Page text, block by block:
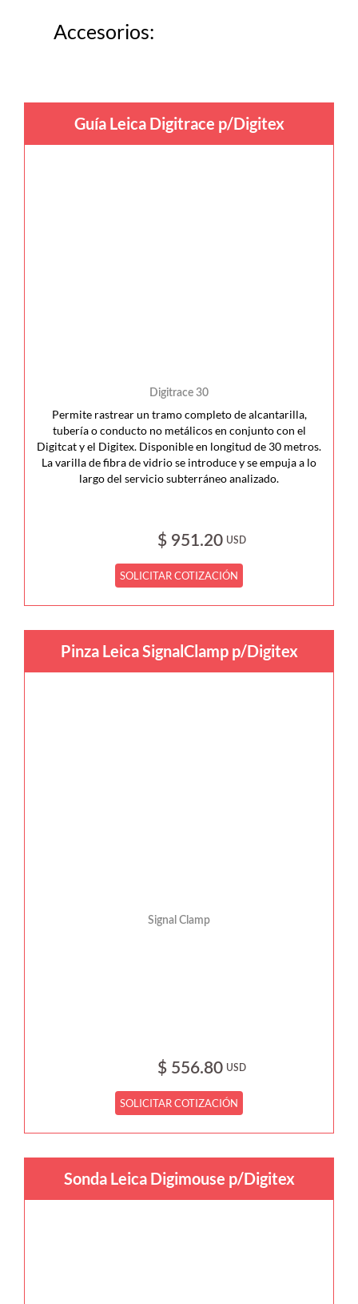
Accesorios:
Guía Leica Digitrace p/Digitex
Digitrace 30
Permite rastrear un tramo completo de alcantarilla,
tubería o conducto no metálicos en conjunto con el
Digitcat y el Digitex. Disponible en longitud de 30 metros.
La varilla de fibra de vidrio se introduce y se empuja a lo
largo del servicio subterráneo analizado.
$ 951.20 USD
SOLICITAR COTIZACIÓN
Pinza Leica SignalClamp p/Digitex
Signal Clamp
$ 556.80 USD
SOLICITAR COTIZACIÓN
Sonda Leica Digimouse p/Digitex